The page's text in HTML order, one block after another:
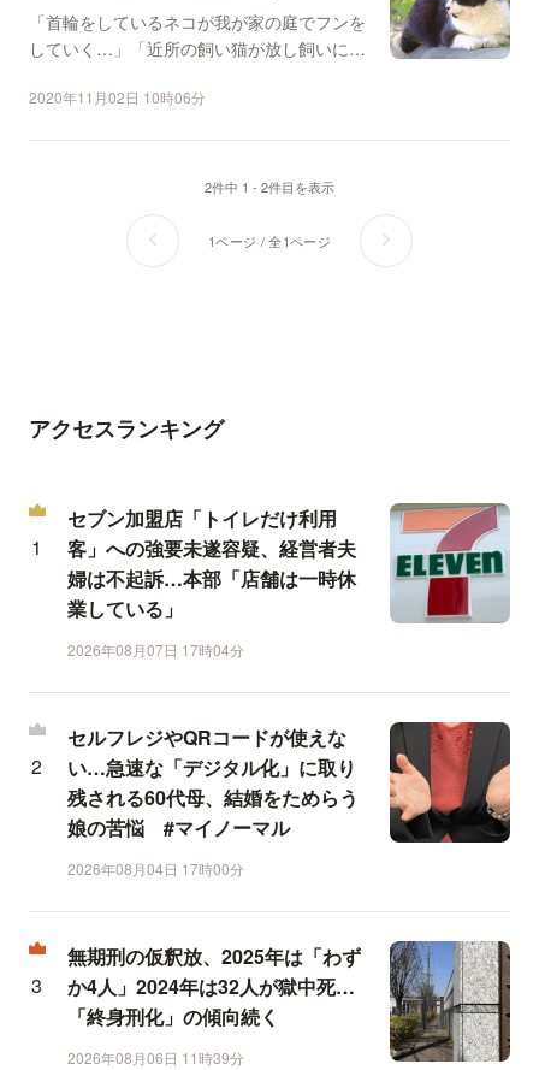
「首輪をしているネコが我が家の庭でフンを
していく…」「近所の飼い猫が放し飼いにさ
2020年11月02日 10時06分
2件中 1 - 2件目を表示
1ページ / 全1ページ
アクセスランキング
セブン加盟店「トイレだけ利用
客」への強要未遂容疑、経営者夫
婦は不起訴…本部「店舗は一時休
業している」
2026年08月07日 17時04分
セルフレジやQRコードが使えな
い…急速な「デジタル化」に取り
残される60代母、結婚をためらう
娘の苦悩 #マイノーマル
2026年08月04日 17時00分
無期刑の仮釈放、2025年は「わず
か4人」2024年は32人が獄中死…
「終身刑化」の傾向続く
2026年08月06日 11時39分